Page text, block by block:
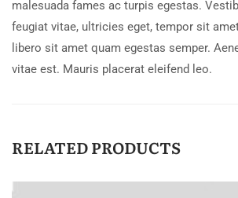
malesuada fames ac turpis egestas.
feugiat vitae, ultricies eget, tempor sit
libero sit amet quam egestas semper.
vitae est. Mauris placerat eleifend leo.
RELATED PRODUCTS